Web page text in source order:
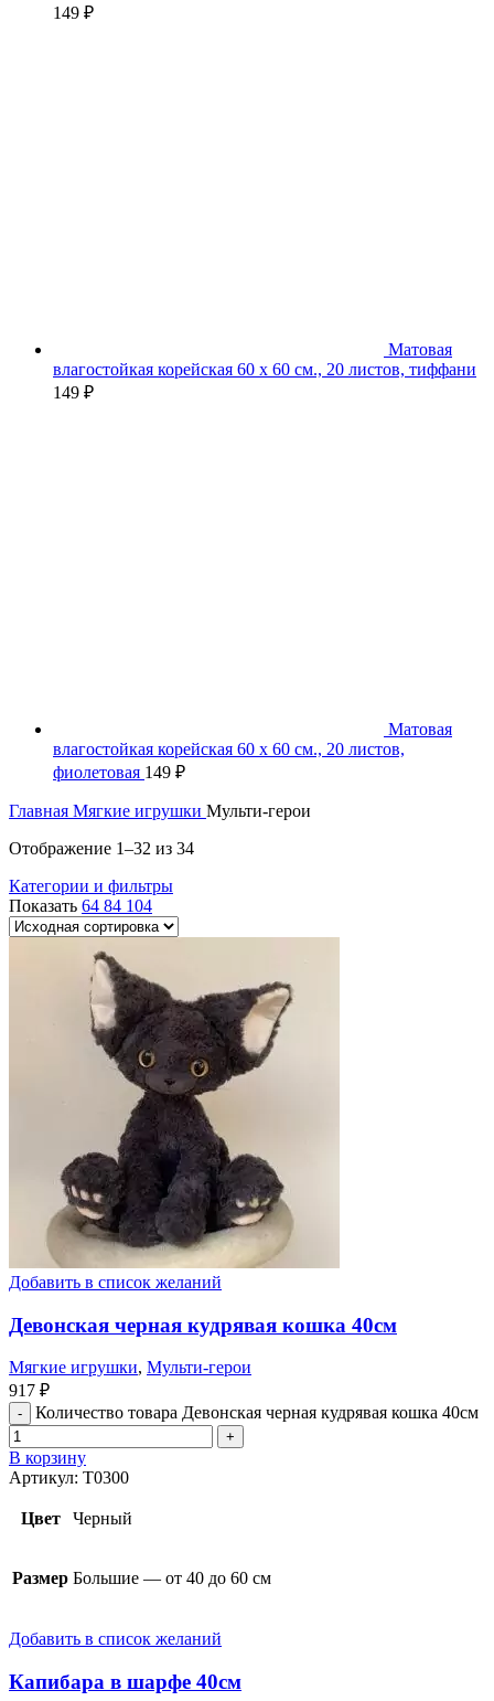
149 ₽
Матовая
влагостойкая корейская 60 х 60 см., 20 листов, тиффани
149 ₽
Матовая
влагостойкая корейская 60 х 60 см., 20 листов,
фиолетовая 149 ₽
Главная Мягкие игрушки Мульти-герои
Отображение 1–32 из 34
Категории и фильтры
Показать 64 84 104
Добавить в список желаний
Девонская черная кудрявая кошка 40см
Мягкие игрушки, Мульти-герои
917 ₽
Количество товара Девонская черная кудрявая кошка 40см
В корзину
Артикул: T0300
Цвет Черный
Размер Большие — от 40 до 60 см
Добавить в список желаний
Капибара в шарфе 40см